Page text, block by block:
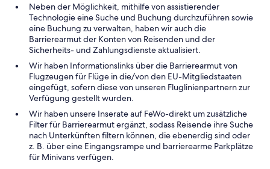
Neben der Möglichkeit, mithilfe von assistierender
Technologie eine Suche und Buchung durchzuführen sowie
eine Buchung zu verwalten, haben wir auch die
Barrierearmut der Konten von Reisenden und der
Sicherheits- und Zahlungsdienste aktualisiert.
Wir haben Informationslinks über die Barrierearmut von
Flugzeugen für Flüge in die/von den EU-Mitgliedstaaten
eingefügt, sofern diese von unseren Fluglinienpartnern zur
Verfügung gestellt wurden.
Wir haben unsere Inserate auf FeWo-direkt um zusätzliche
Filter für Barrierearmut ergänzt, sodass Reisende ihre Suche
nach Unterkünften filtern können, die ebenerdig sind oder
z. B. über eine Eingangsrampe und barrierearme Parkplätze
für Minivans verfügen.